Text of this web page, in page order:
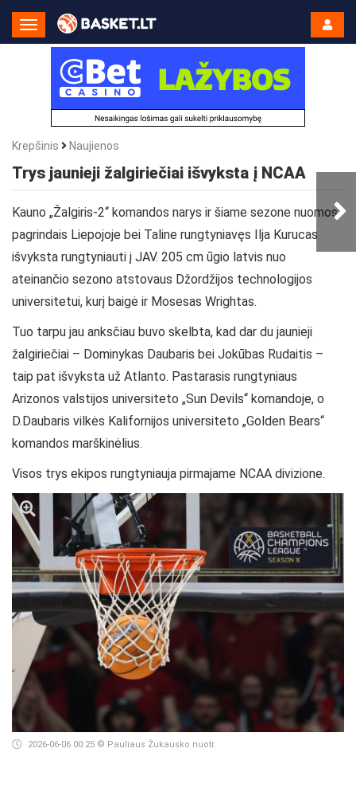
Toggle
Navigation
Krepšinis Naujienos
Trys jaunieji žalgiriečiai išvyksta į NCAA
Kauno „Žalgiris-2“ komandos narys ir šiame sezone nuomos
pagrindais Liepojoje bei Taline rungtyniavęs Ilja Kurucas
išvyksta rungtyniauti į JAV. 205 cm ūgio latvis nuo
ateinančio sezono atstovaus Džordžijos technologijos
universitetui, kurį baigė ir Mosesas Wrightas.
Tuo tarpu jau anksčiau buvo skelbta, kad dar du jaunieji
žalgiriečiai – Dominykas Daubaris bei Jokūbas Rudaitis –
taip pat išvyksta už Atlanto. Pastarasis rungtyniaus
Arizonos valstijos universiteto „Sun Devils“ komandoje, o
D.Daubaris vilkės Kalifornijos universiteto „Golden Bears“
komandos marškinėlius.
Visos trys ekipos rungtyniauja pirmajame NCAA divizione.
2026-06-06 00:25 © Pauliaus Žukausko nuotr.